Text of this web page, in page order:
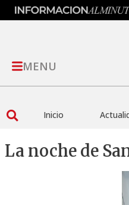
MENU
Inicio
La noche de